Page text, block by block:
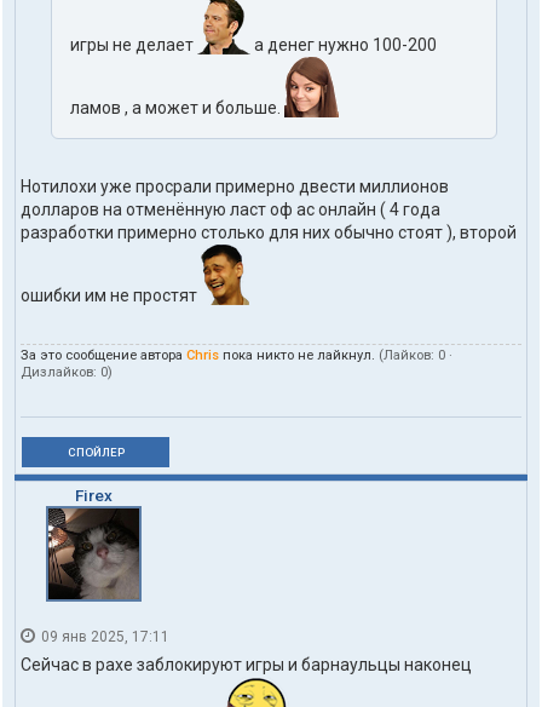
игры не делает а денег нужно 100-200
ламов , а может и больше.
Нотилохи уже просрали примерно двести миллионов
долларов на отменённую ласт оф ас онлайн ( 4 года
разработки примерно столько для них обычно стоят ), второй
ошибки им не простят
За это сообщение автора Chris пока никто не лайкнул. (Лайков: 0 ·
Дизлайков: 0)
СПОЙЛЕР
Firex
09 янв 2025, 17:11
Сейчас в рахе заблокируют игры и барнаульцы наконец